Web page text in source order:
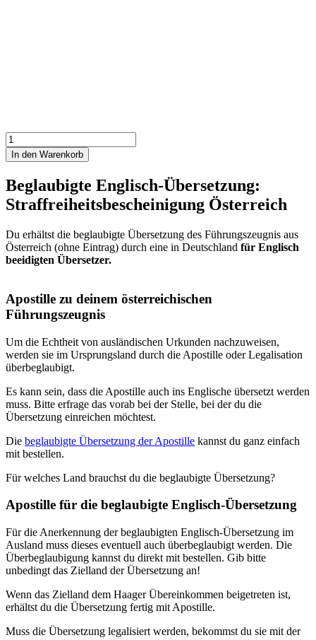
Österreich
Straffreiheitsbescheinigung
ins
Englische
Menge
In den Warenkorb
Beglaubigte Englisch-Übersetzung:
Straffreiheitsbescheinigung Österreich
Du erhältst die beglaubigte Übersetzung des Führungszeugnis aus
Österreich (ohne Eintrag) durch eine in Deutschland für Englisch
beeidigten Übersetzer.
Apostille zu deinem österreichischen
Führungszeugnis
Um die Echtheit von ausländischen Urkunden nachzuweisen,
werden sie im Ursprungsland durch die Apostille oder Legalisation
überbeglaubigt.
Es kann sein, dass die Apostille auch ins Englische übersetzt werden
muss. Bitte erfrage das vorab bei der Stelle, bei der du die
Übersetzung einreichen möchtest.
Die beglaubigte Übersetzung der Apostille kannst du ganz einfach
mit bestellen.
Für welches Land brauchst du die beglaubigte Übersetzung?
Apostille für die beglaubigte Englisch-Übersetzung
Für die Anerkennung der beglaubigten Englisch-Übersetzung im
Ausland muss dieses eventuell auch überbeglaubigt werden. Die
Überbeglaubigung kannst du direkt mit bestellen. Gib bitte
unbedingt das Zielland der Übersetzung an!
Wenn das Zielland dem Haager Übereinkommen beigetreten ist,
erhältst du die Übersetzung fertig mit Apostille.
Muss die Übersetzung legalisiert werden, bekommst du sie mit der